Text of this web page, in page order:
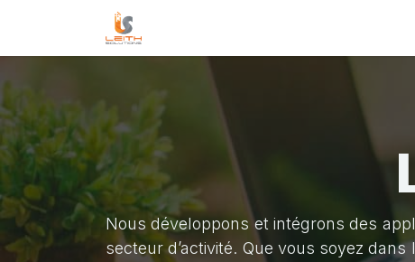
Se rendre au contenu
Nous développons et intégrons des
secteur d’activité. Que vous soyez